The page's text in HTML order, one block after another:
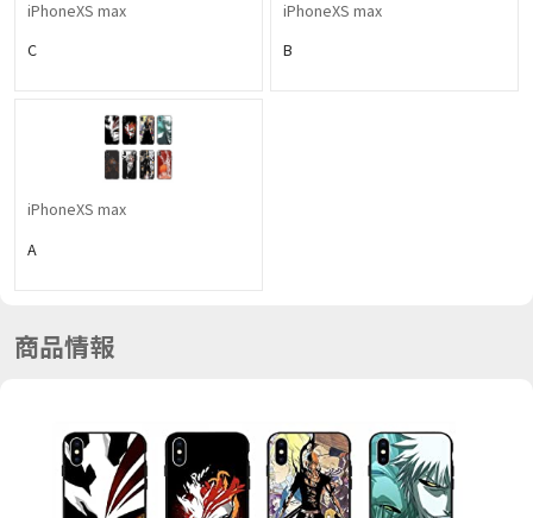
iPhoneXS max
C
iPhoneXS max
B
iPhoneXS max
A
商品情報